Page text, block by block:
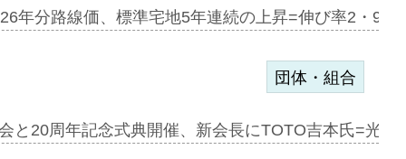
植栽計画…
年分路線価、標準宅地5年連続の上昇=伸び率2・
団体・組合
と20周年記念式典開催、新会長にTOTO吉本氏=光